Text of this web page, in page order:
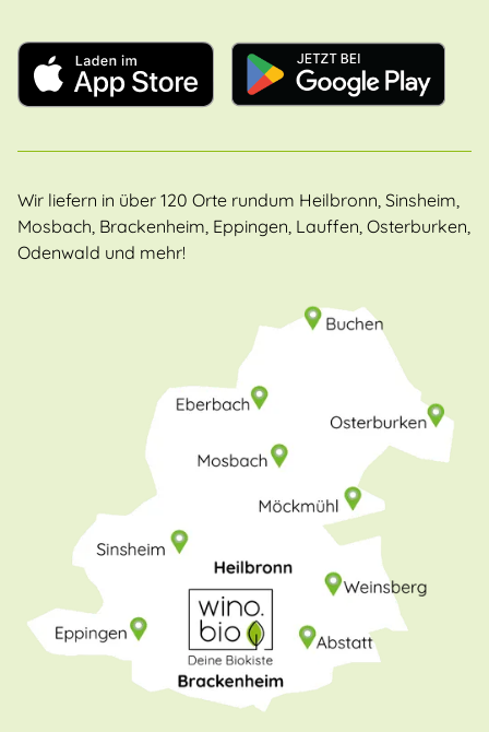
Wir liefern in über 120 Orte rundum Heilbronn, Sinsheim,
Mosbach, Brackenheim, Eppingen, Lauffen, Osterburken,
Odenwald und mehr!